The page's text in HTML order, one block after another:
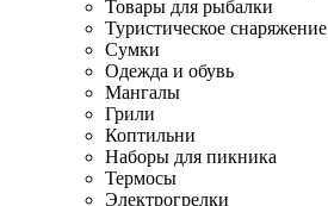
Товары для рыбалки
Туристическое снаряжение
Сумки
Одежда и обувь
Мангалы
Грили
Коптильни
Наборы для пикника
Термосы
Электрогрелки